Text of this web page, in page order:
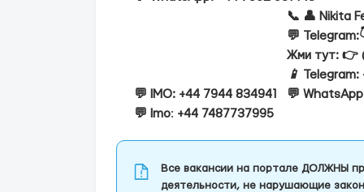
💬 IMO: +44 7944 834941
📞 👤 Nikita
💬
Жми тут: 👉
📱
💬
💬 Imo: +44 7487737995
Все вакансии на портале ДОЛЖНЫ
деятельности, не нарушающие